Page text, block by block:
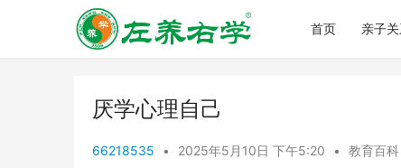
首页 亲子关
厌学心理自己
66218535 • 2025年5月10日 下午5:20 • 教育百科